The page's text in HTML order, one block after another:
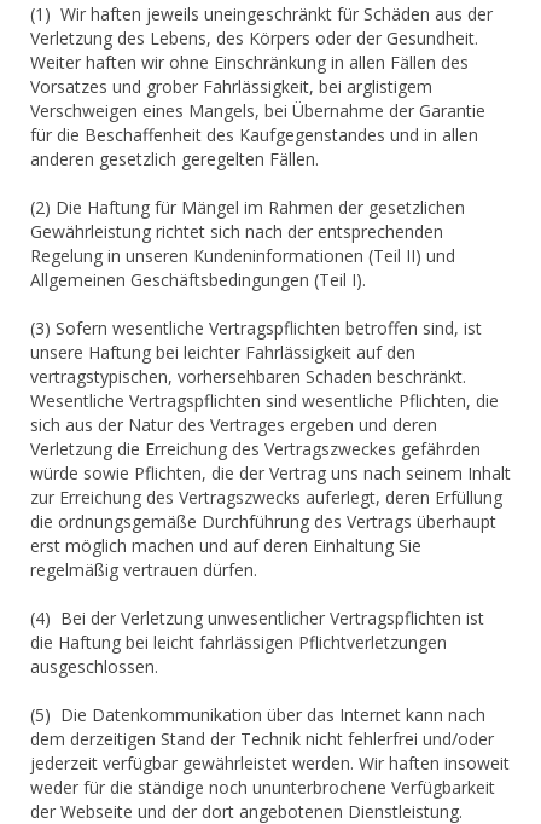
(1) Wir haften jeweils uneingeschränkt für Schäden aus der
Verletzung des Lebens, des Körpers oder der Gesundheit.
Weiter haften wir ohne Einschränkung in allen Fällen des
Vorsatzes und grober Fahrlässigkeit, bei arglistigem
Verschweigen eines Mangels, bei Übernahme der Garantie
für die Beschaffenheit des Kaufgegenstandes und in allen
anderen gesetzlich geregelten Fällen.
(2) Die Haftung für Mängel im Rahmen der gesetzlichen
Gewährleistung richtet sich nach der entsprechenden
Regelung in unseren Kundeninformationen (Teil II) und
Allgemeinen Geschäftsbedingungen (Teil I).
(3) Sofern wesentliche Vertragspflichten betroffen sind, ist
unsere Haftung bei leichter Fahrlässigkeit auf den
vertragstypischen, vorhersehbaren Schaden beschränkt.
Wesentliche Vertragspflichten sind wesentliche Pflichten, die
sich aus der Natur des Vertrages ergeben und deren
Verletzung die Erreichung des Vertragszweckes gefährden
würde sowie Pflichten, die der Vertrag uns nach seinem Inhalt
zur Erreichung des Vertragszwecks auferlegt, deren Erfüllung
die ordnungsgemäße Durchführung des Vertrags überhaupt
erst möglich machen und auf deren Einhaltung Sie
regelmäßig vertrauen dürfen.
(4) Bei der Verletzung unwesentlicher Vertragspflichten ist
die Haftung bei leicht fahrlässigen Pflichtverletzungen
ausgeschlossen.
(5) Die Datenkommunikation über das Internet kann nach
dem derzeitigen Stand der Technik nicht fehlerfrei und/oder
jederzeit verfügbar gewährleistet werden. Wir haften insoweit
weder für die ständige noch ununterbrochene Verfügbarkeit
der Webseite und der dort angebotenen Dienstleistung.